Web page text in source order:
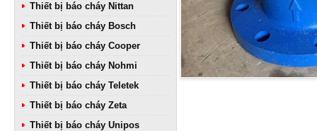
Thiết bị báo cháy Nittan
Thiết bị báo cháy Bosch
Thiết bị báo cháy Cooper
Thiết bị báo cháy Nohmi
Thiết bị báo cháy Teletek
Thiết bị báo cháy Zeta
Thiết bị báo cháy Unipos